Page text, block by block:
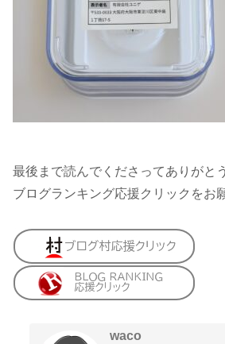
最後まで読んでくださってありがと
ブログランキング応援クリックをお
waco